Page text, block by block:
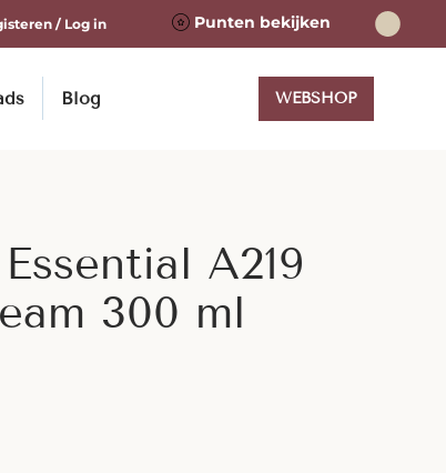
Punten bekijken
/ Log in
Blog WEBSHOP
A219
300 ml